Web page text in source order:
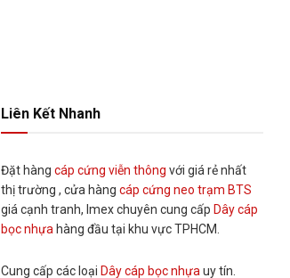
Liên Kết Nhanh
Đặt hàngcáp cứng viễn thông với giá rẻ nhất
thị trường , cửa hàngcáp cứng neo trạm BTS
giá cạnh tranh, Imex chuyên cung cấp Dây cáp
bọc nhựa hàng đầu tại khu vực TPHCM.
Cung cấp các loạiDây cáp bọc nhựa uy tín.